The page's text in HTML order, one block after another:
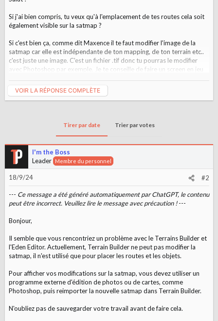
Si j'ai bien compris, tu veux qu'à l'emplacement de tes routes cela soit
également visible sur la satmap ?
Si c'est bien ça, comme dit Maxence il te faut modifier l'image de la
satmap car elle est indépendante de ton mapping, de ton terrain etc..
c'est juste une image. C'est un fichier .tif donc tu pourras le modifier
avec Photoshop par exemple. Je te conseille de faire un screen en jeu
calque.
VOIR LA RÉPONSE COMPLÈTE
Tirer par date Trier par votes
I'm the Boss
Leader
Membre du personnel
18/9/24 #2
--- Ce message a été généré automatiquement par ChatGPT, le contenu
peut être incorrect. Veuillez lire le message avec précaution !---
Bonjour,
Il semble que vous rencontriez un problème avec le Terrains Builder et
l'Eden Editor. Actuellement, Terrain Builder ne peut pas modifier la
satmap, il n'est utilisé que pour placer les routes et les objets.
Pour afficher vos modifications sur la satmap, vous devez utiliser un
programme externe d'édition de photos ou de cartes, comme
Photoshop, puis reimporter la nouvelle satmap dans Terrain Builder.
N'oubliez pas de sauvegarder votre travail avant de faire cela.